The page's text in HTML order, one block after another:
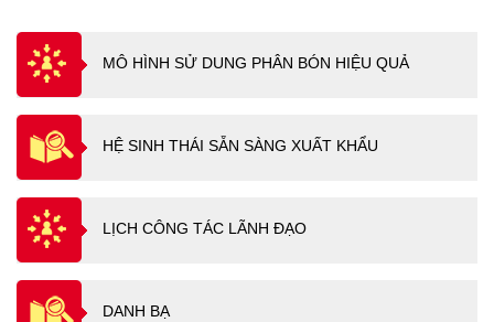
MÔ HÌNH SỬ DUNG PHÂN BÓN HIỆU QUẢ
HỆ SINH THÁI SẴN SÀNG XUẤT KHẨU
LỊCH CÔNG TÁC LÃNH ĐẠO
DANH BẠ